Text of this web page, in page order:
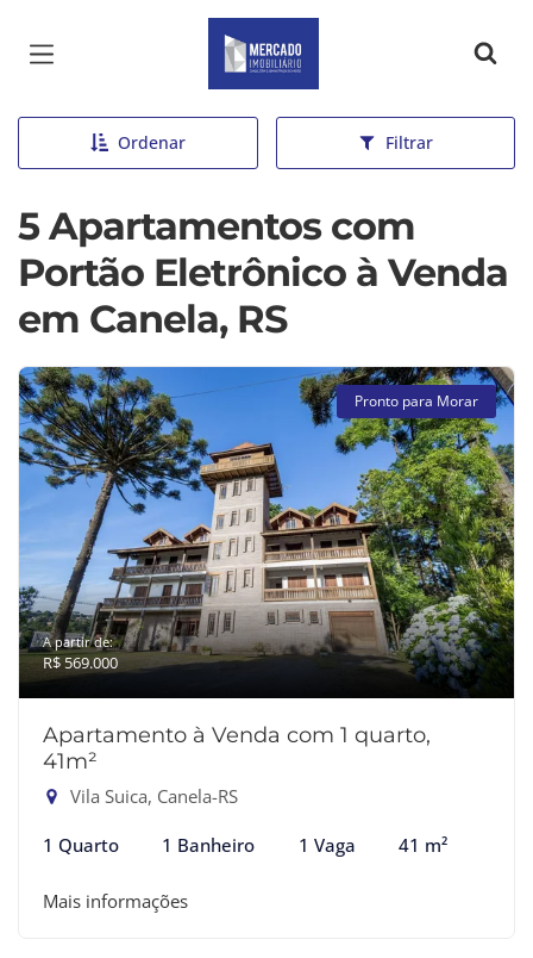
Página inicial
Ordenar Filtrar
5 Apartamentos com
Portão Eletrônico à Venda
em Canela, RS
Pronto para Morar
A partir de:
R$ 569.000
Apartamento à Venda com 1 quarto,
41m²
Vila Suica, Canela-RS
1 Quarto 1 Banheiro 1 Vaga 41 m²
Mais informações